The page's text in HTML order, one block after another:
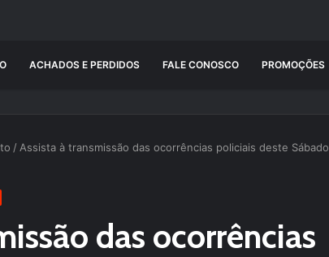
ACHADOS E PERDIDOS FALE CONOSCO PROMOÇÕES
/ Assista à transmissão das ocorrências policiais deste Sábado
das ocorrências